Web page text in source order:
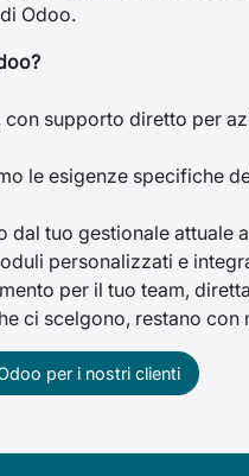
Odoo.
con supporto diretto per
le esigenze specifiche
dal tuo gestionale attuale
personalizzati e
per il tuo team,
ci scelgono, restano con
per i nostri clienti